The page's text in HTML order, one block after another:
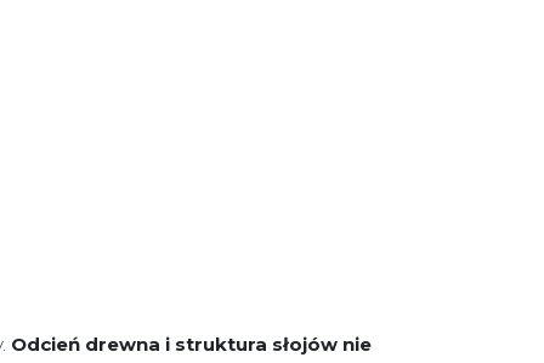
Odcień drewna i struktura słojów nie